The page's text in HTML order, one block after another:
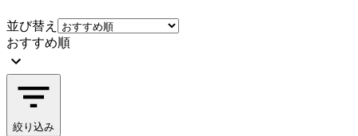
並び替え
おすすめ順
絞り込み